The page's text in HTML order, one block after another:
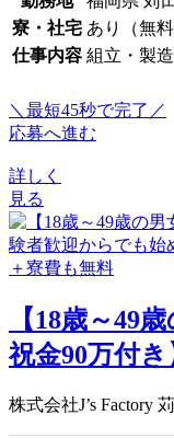
寮・社宅 あり（無料
仕事内容 組立・製
＼最短45秒で完了／
応募へ進む
詳しく
見る
【18歳～49
祝金90万付
株式会社J’s Factory